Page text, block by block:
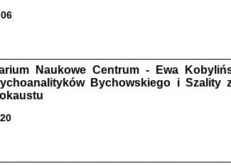
NIE WIEMY CO
Dziennik
Moszek Baum, oprac.
Naukowe Centrum - Ewa
Bychowskiego i